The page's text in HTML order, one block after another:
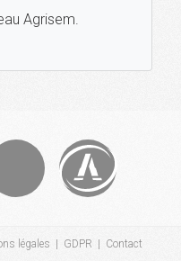
Agrisem.
légales GDPR Contact